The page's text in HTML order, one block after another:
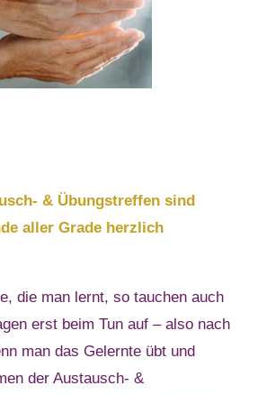
& Übungstreffen sind
aller Grade herzlich
die man lernt, so tauchen auch
erst beim Tun auf – also nach
man das Gelernte übt und
der Austausch- &